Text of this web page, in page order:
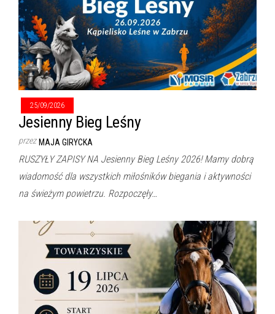
25/09/2026
Jesienny Bieg Leśny
przez MAJA GIRYCKA
RUSZYŁY ZAPISY NA Jesienny Bieg Leśny 2026! Mamy dobrą
wiadomość dla wszystkich miłośników biegania i aktywności
na świeżym powietrzu. Rozpoczęły…